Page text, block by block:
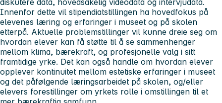
diskutere data, hovedsakelig videodata og intervjudata.
Innenfor dette vil stipendiatstillingen ha hovedfokus på
elevenes læring og erfaringer i museet og på skolen
etterpå. Aktuelle problemstillinger vil kunne dreie seg om
hvordan elever kan få støtte til å se sammenhenger
mellom klima, bærekraft, og profesjonelle valg i sitt
framtidige yrke. Det kan også handle om hvordan elever
opplever kontinuitet mellom estetiske erfaringer i museet
og det påfølgende læringsarbeidet på skolen, og/eller
elevers forestillinger om yrkets rolle i omstillingen til et